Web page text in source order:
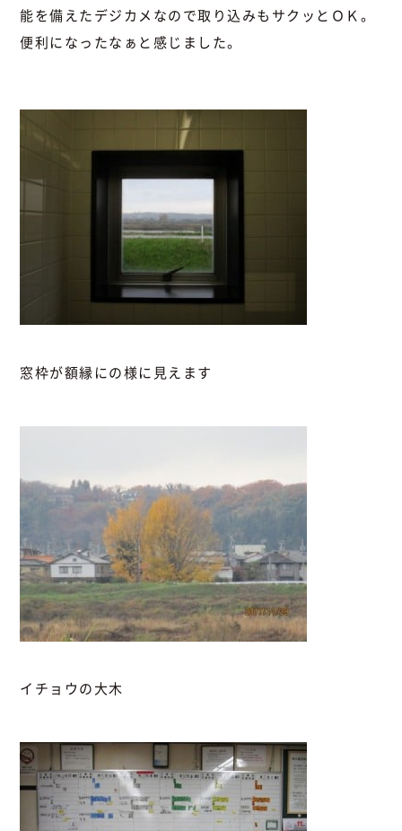
能を備えたデジカメなので取り込みもサクッとＯＫ。
便利になったなぁと感じました。
窓枠が額縁にの様に見えます
イチョウの大木